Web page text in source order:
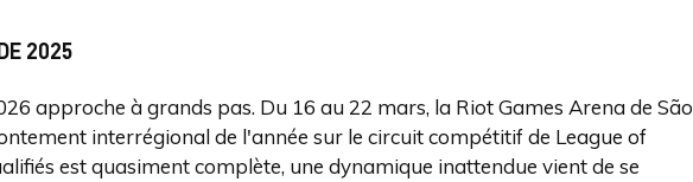
2025
approche à grands pas. Du 16 au 22 mars, la Riot Games Arena de São
interrégional de l'année sur le circuit compétitif de League of
est quasiment complète, une dynamique inattendue vient de se